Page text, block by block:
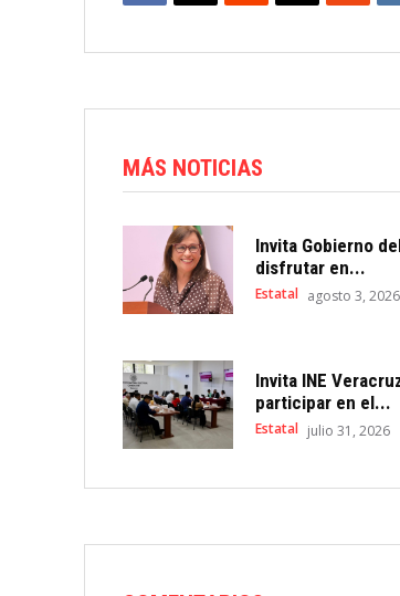
MÁS NOTICIAS
Invita Gobierno
disfrutar en...
Estatal agosto 3, 2026
Invita INE
participar en el...
Estatal julio 31, 2026